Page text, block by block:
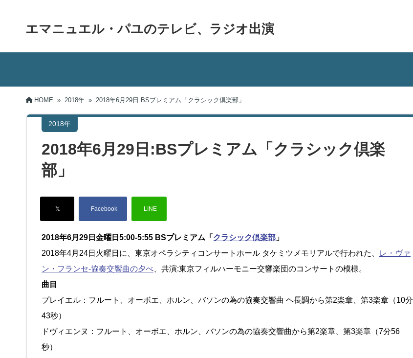
エマニュエル・パユのテレビ、ラジオ出演
HOME » 2018年 » 2018年6月29日:BSプレミアム「クラシック倶楽部」
2018年
2018年6月29日:BSプレミアム「クラシック倶楽
部」
2018年6月29日金曜日5:00-5:55 BSプレミアム「 クラシック倶楽部 」
2018年4月24日火曜日に、東京オペラシティコンサートホール タケミツメモリアルで行われた、
レ・ヴァ
ン・フランセ-協奏交響曲の夕べ 、共演:東京フィルハーモニー交響楽団のコンサートの模様。
曲目
プレイエル：フルート、オーボエ、ホルン、バソンの為の協奏交響曲 ヘ長調から第2楽章、第3楽章（10分
43秒）
ドヴィエンヌ：フルート、オーボエ、ホルン、バソンの為の協奏交響曲から第2楽章、第3楽章（7分56
秒）